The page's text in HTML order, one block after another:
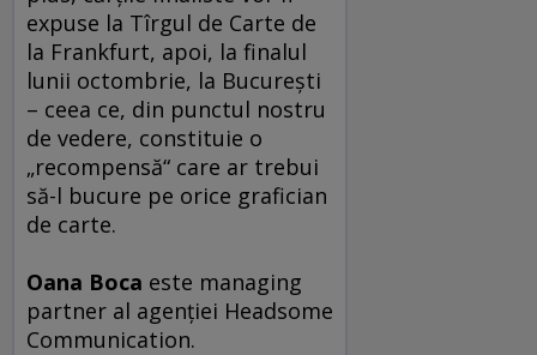
expuse la Tîrgul de Carte de
la Frankfurt, apoi, la finalul
lunii octombrie, la Bucureşti
– ceea ce, din punctul nostru
de vedere, constituie o
„recompensă“ care ar trebui
să-l bucure pe orice grafician
de carte.
Oana Boca este managing
partner al agenţiei Headsome
Communication.